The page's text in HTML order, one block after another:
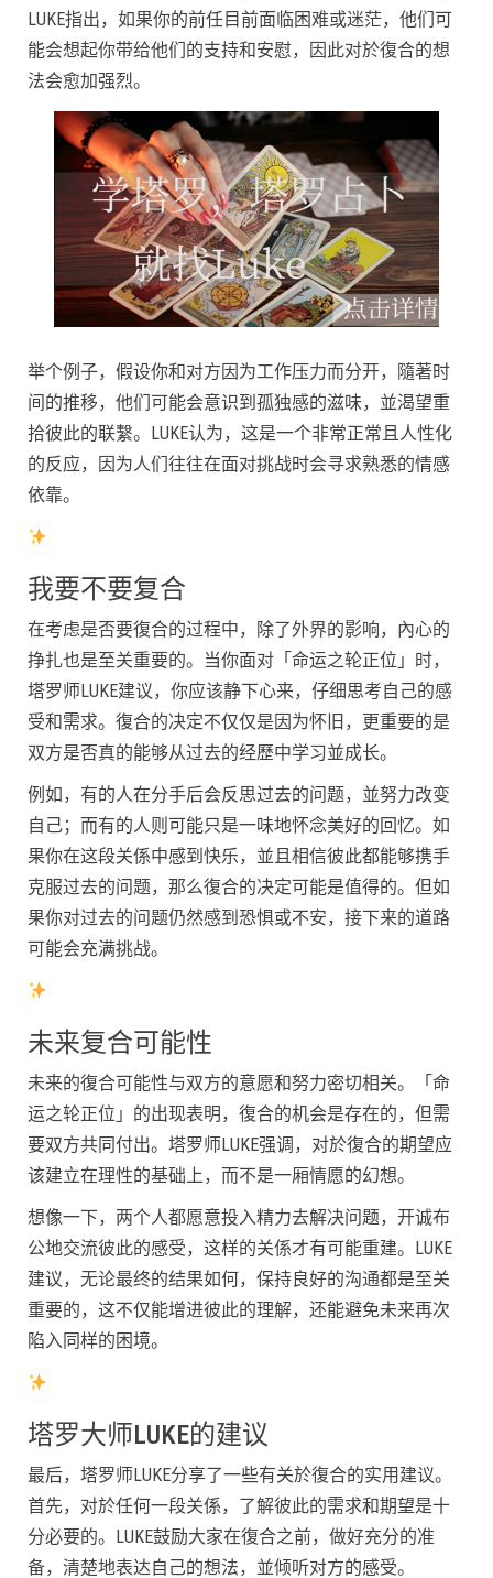
LUKE指出，如果你的前任目前面临困难或迷茫，他们可
能会想起你带给他们的支持和安慰，因此对於復合的想
法会愈加强烈。
举个例子，假设你和对方因为工作压力而分开，隨著时
间的推移，他们可能会意识到孤独感的滋味，並渴望重
拾彼此的联繫。LUKE认为，这是一个非常正常且人性化
的反应，因为人们往往在面对挑战时会寻求熟悉的情感
依靠。
我要不要复合
在考虑是否要復合的过程中，除了外界的影响，內心的
挣扎也是至关重要的。当你面对「命运之轮正位」时，
塔罗师LUKE建议，你应该静下心来，仔细思考自己的感
受和需求。復合的决定不仅仅是因为怀旧，更重要的是
双方是否真的能够从过去的经歷中学习並成长。
例如，有的人在分手后会反思过去的问题，並努力改变
自己；而有的人则可能只是一味地怀念美好的回忆。如
果你在这段关係中感到快乐，並且相信彼此都能够携手
克服过去的问题，那么復合的决定可能是值得的。但如
果你对过去的问题仍然感到恐惧或不安，接下来的道路
可能会充满挑战。
未来复合可能性
未来的復合可能性与双方的意愿和努力密切相关。「命
运之轮正位」的出现表明，復合的机会是存在的，但需
要双方共同付出。塔罗师LUKE强调，对於復合的期望应
该建立在理性的基础上，而不是一厢情愿的幻想。
想像一下，两个人都愿意投入精力去解决问题，开诚布
公地交流彼此的感受，这样的关係才有可能重建。LUKE
建议，无论最终的结果如何，保持良好的沟通都是至关
重要的，这不仅能增进彼此的理解，还能避免未来再次
陷入同样的困境。
塔罗大师LUKE的建议
最后，塔罗师LUKE分享了一些有关於復合的实用建议。
首先，对於任何一段关係，了解彼此的需求和期望是十
分必要的。LUKE鼓励大家在復合之前，做好充分的准
备，清楚地表达自己的想法，並倾听对方的感受。